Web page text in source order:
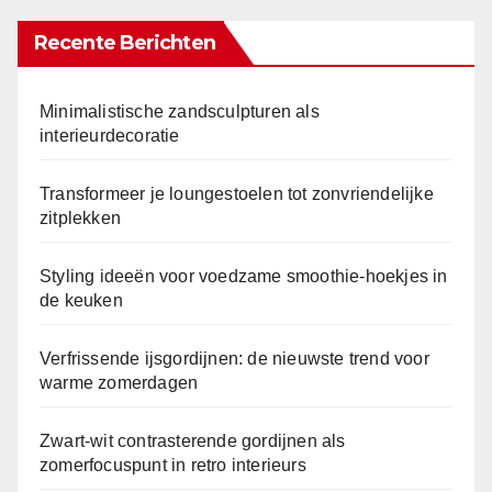
Recente Berichten
Minimalistische zandsculpturen als
interieurdecoratie
Transformeer je loungestoelen tot zonvriendelijke
zitplekken
Styling ideeën voor voedzame smoothie-hoekjes in
de keuken
Verfrissende ijsgordijnen: de nieuwste trend voor
warme zomerdagen
Zwart-wit contrasterende gordijnen als
zomerfocuspunt in retro interieurs